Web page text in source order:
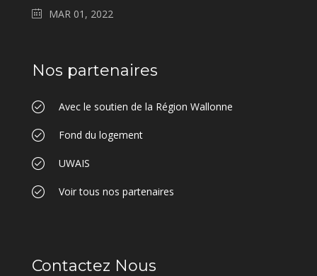
MAR 01, 2022
Nos partenaires
Avec le soutien de la Région Wallonne
Fond du logement
UWAIS
Voir tous nos partenaires
Contactez Nous